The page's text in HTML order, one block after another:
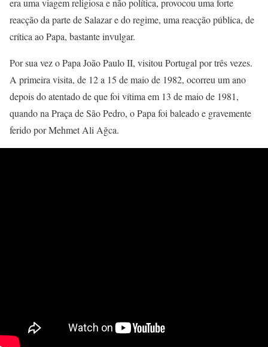
era uma viagem religiosa e não política, provocou uma forte
reacção da parte de Salazar e do regime, uma reacção pública, de
crítica ao Papa, bastante invulgar.
Por sua vez o Papa João Paulo II, visitou Portugal por três vezes.
A primeira visita, de 12 a 15 de maio de 1982, ocorreu um ano
depois do atentado de que foi vítima em 13 de maio de 1981,
quando na Praça de São Pedro, o Papa foi baleado e gravemente
ferido por Mehmet Ali Ağca.